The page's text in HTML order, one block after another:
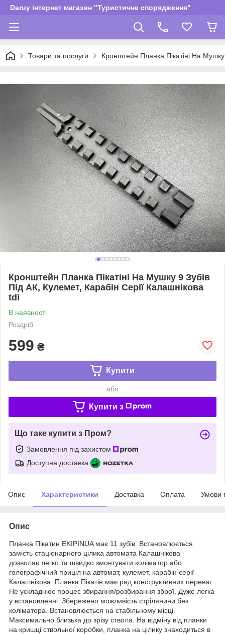
Daruy інтернет магазин "Туристичне спорядження"
Товари та послуги Кронштейн Планка Пікатіні На
Кронштейн Планка Пікатіні На Мушку 9 Зубів
Під АК, Кулемет, Карабін Серії Калашнікова
tdi
В наявності
Роздріб
599 ₴
Купити
або
Купити з
Що таке купити з Пром?
Замовлення під захистом
Доступна доставка
Опис Характеристики Доставка Оплата Умови
Опис
Планка Пікатин EKIPINUA має 11 зубів. Встановлюється
замість стаціонарного цілика автомата Калашнікова -
дозволяє легко та швидко змонтувати коліматор або
голографічний приціл на автомат, кулемет, карабін серії
Калашнікова. Планка Пікатін має ряд конструктивних переваг:
Не ускладнює процес збирання/розбирання зброї. Дуже легка
у встановленні. Збережено можливість стрілянини без
коліматора. Встановлюється на стабільному місці.
Максимально близька до зрізу ствола. На відміну від планки
на кришці ствольної коробки, планка на цілику знаходиться в